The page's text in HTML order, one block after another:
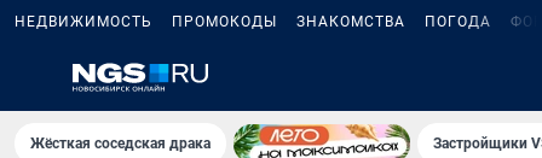
НЕДВИЖИМОСТЬ ПРОМОКОДЫ ЗНАКОМСТВА ПОГОДА
Жёсткая соседская драка Застройщики